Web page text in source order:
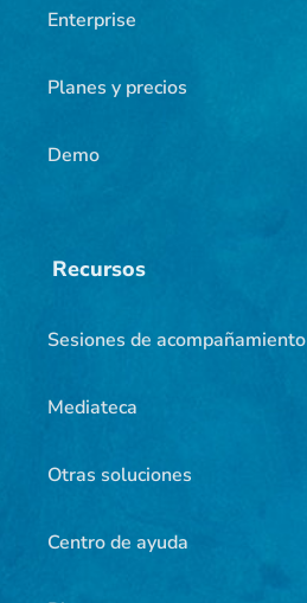
Enterprise
Planes y precios
Demo
Recursos
Sesiones de acompañamiento
Mediateca
Otras soluciones
Centro de ayuda